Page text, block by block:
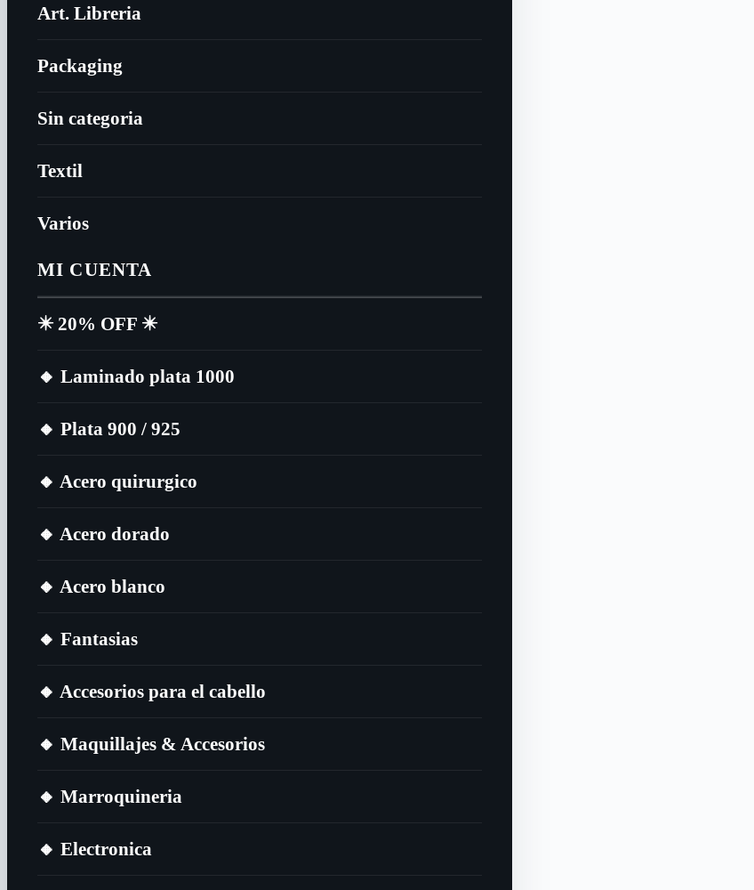
Art. Libreria
Packaging
Sin categoria
Textil
Varios
MI CUENTA
✴️​ 20% OFF ✴️​
🔸​ Laminado plata 1000
🔸​ Plata 900 / 925
🔸​ Acero quirurgico
🔸​ Acero dorado
🔸​ Acero blanco
🔸​ Fantasias
🔸​ Accesorios para el cabello
🔸​ Maquillajes & Accesorios
🔸​ Marroquineria
🔸​ Electronica